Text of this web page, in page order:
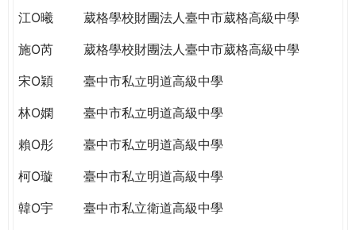
江O曦
葳格學校財團法人臺中市葳格高級中學
施O芮
葳格學校財團法人臺中市葳格高級中學
宋O穎
臺中市私立明道高級中學
林O嫻
臺中市私立明道高級中學
賴O彤
臺中市私立明道高級中學
柯O璇
臺中市私立明道高級中學
韓O宇
臺中市私立衛道高級中學